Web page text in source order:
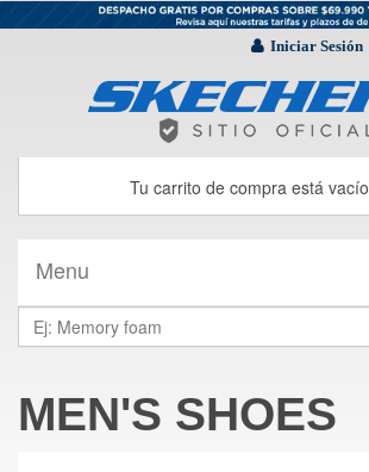
Iniciar Sesión
Tu carrito de compra está vacío
Menu
MEN'S SHOES